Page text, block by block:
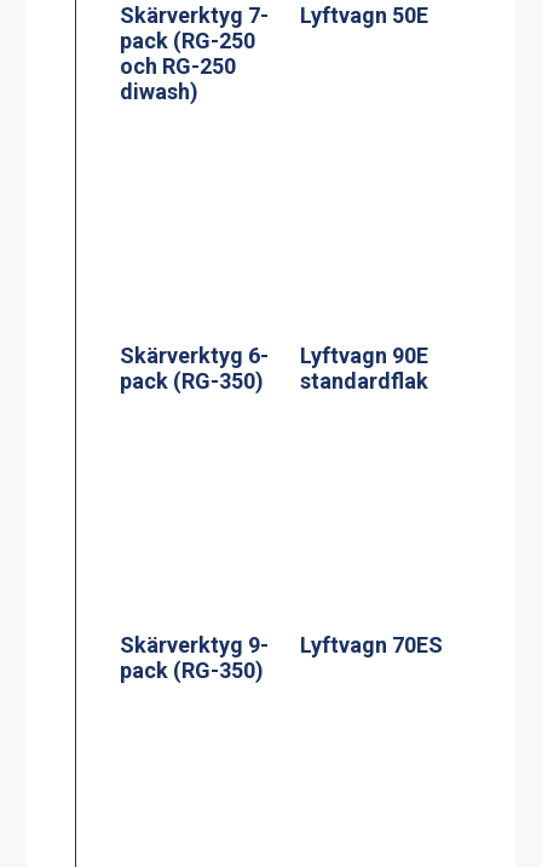
Skärverktyg 7-
pack (RG-250
och RG-250
diwash)
Lyftvagn 50E
Skärverktyg 6-
pack (RG-350)
Lyftvagn 90E
standardflak
Skärverktyg 9-
pack (RG-350)
Lyftvagn 70ES